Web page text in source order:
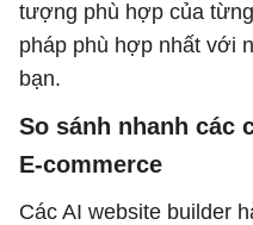
tượng phù hợp của
pháp phù hợp nhất với
bạn.
So sánh nhanh các
E-commerce
Các AI website builder